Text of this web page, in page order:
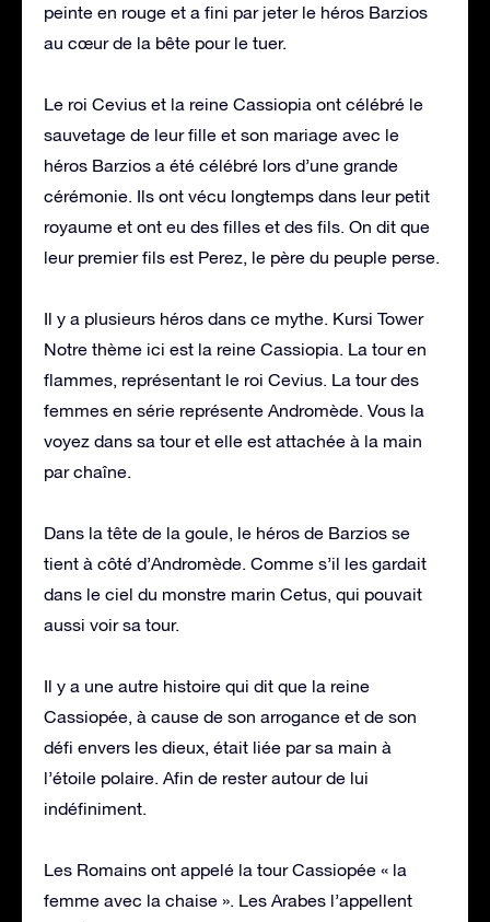
peinte en rouge et a fini par jeter le héros Barzios
au cœur de la bête pour le tuer.
Le roi Cevius et la reine Cassiopia ont célébré le
sauvetage de leur fille et son mariage avec le
héros Barzios a été célébré lors d’une grande
cérémonie. Ils ont vécu longtemps dans leur petit
royaume et ont eu des filles et des fils. On dit que
leur premier fils est Perez, le père du peuple perse.
Il y a plusieurs héros dans ce mythe. Kursi Tower
Notre thème ici est la reine Cassiopia. La tour en
flammes, représentant le roi Cevius. La tour des
femmes en série représente Andromède. Vous la
voyez dans sa tour et elle est attachée à la main
par chaîne.
Dans la tête de la goule, le héros de Barzios se
tient à côté d’Andromède. Comme s’il les gardait
dans le ciel du monstre marin Cetus, qui pouvait
aussi voir sa tour.
Il y a une autre histoire qui dit que la reine
Cassiopée, à cause de son arrogance et de son
défi envers les dieux, était liée par sa main à
l’étoile polaire. Afin de rester autour de lui
indéfiniment.
Les Romains ont appelé la tour Cassiopée « la
femme avec la chaise ». Les Arabes l’appellent